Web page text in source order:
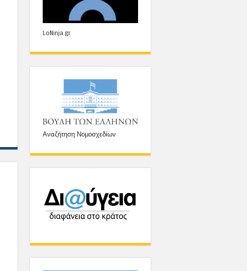
LoNinja.gr
Αναζήτηση Νομοσχεδίων